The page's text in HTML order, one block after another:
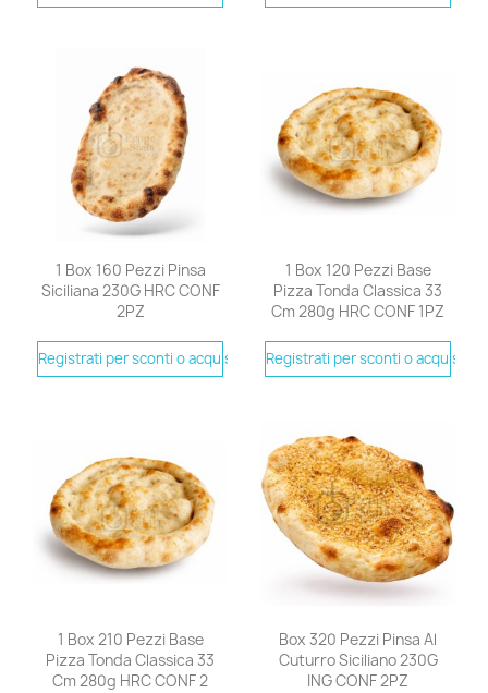
1 Box 160 Pezzi Pinsa
Siciliana 230G HRC CONF
2PZ
Registrati per sconti o acquistare
1 Box 120 Pezzi Base
Pizza Tonda Classica 33
Cm 280g HRC CONF 1PZ
Registrati per sconti o acquistare
1 Box 210 Pezzi Base
Pizza Tonda Classica 33
Cm 280g HRC CONF 2
Box 320 Pezzi Pinsa Al
Cuturro Siciliano 230G
ING CONF 2PZ